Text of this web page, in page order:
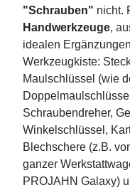
"Schrauben" nicht.
Handwerkzeuge,
idealen
Werkzeugkiste:
Maulschlüssel (wie
Schraubendreher,
Winkelschlüssel,
Blechschere (z.B.
ganzer
PROJAHN Galaxy)